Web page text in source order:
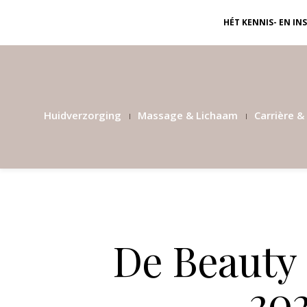
HÉT KENNIS- EN
Huidverzorging Massage & Lichaam Carrière
De